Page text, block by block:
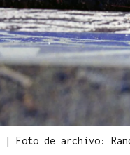
| Foto de archivo: